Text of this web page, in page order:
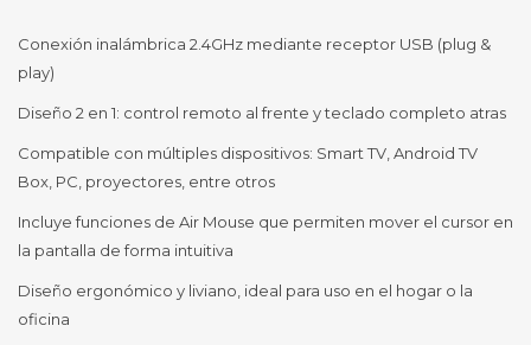
Conexión inalámbrica 2.4GHz mediante receptor USB (plug &
play)
Diseño 2 en 1: control remoto al frente y teclado completo atras
Compatible con múltiples dispositivos: Smart TV, Android TV
Box, PC, proyectores, entre otros
Incluye funciones de Air Mouse que permiten mover el cursor en
la pantalla de forma intuitiva
Diseño ergonómico y liviano, ideal para uso en el hogar o la
oficina